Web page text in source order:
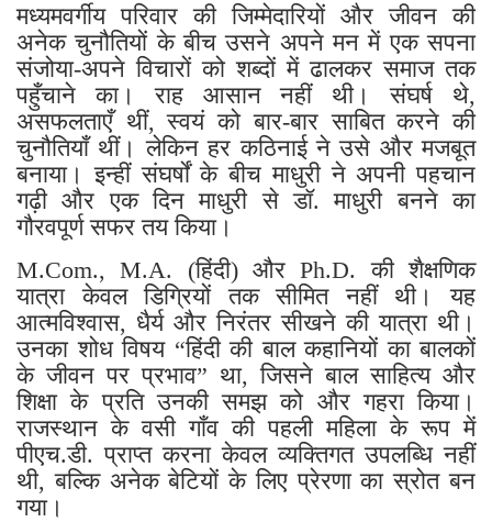
मध्यमवर्गीय परिवार की जिम्मेदारियों और जीवन की
अनेक चुनौतियों के बीच उसने अपने मन में एक सपना
संजोया-अपने विचारों को शब्दों में ढालकर समाज तक
पहुँचाने का। राह आसान नहीं थी। संघर्ष थे,
असफलताएँ थीं, स्वयं को बार-बार साबित करने की
चुनौतियाँ थीं। लेकिन हर कठिनाई ने उसे और मजबूत
बनाया। इन्हीं संघर्षों के बीच माधुरी ने अपनी पहचान
गढ़ी और एक दिन माधुरी से डॉ. माधुरी बनने का
गौरवपूर्ण सफर तय किया।
M.Com., M.A. (हिंदी) और Ph.D. की शैक्षणिक
यात्रा केवल डिग्रियों तक सीमित नहीं थी। यह
आत्मविश्वास, धैर्य और निरंतर सीखने की यात्रा थी।
उनका शोध विषय “हिंदी की बाल कहानियों का बालकों
के जीवन पर प्रभाव” था, जिसने बाल साहित्य और
शिक्षा के प्रति उनकी समझ को और गहरा किया।
राजस्थान के वसी गाँव की पहली महिला के रूप में
पीएच.डी. प्राप्त करना केवल व्यक्तिगत उपलब्धि नहीं
थी, बल्कि अनेक बेटियों के लिए प्रेरणा का स्रोत बन
गया।